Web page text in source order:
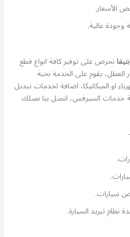
الأسعار.
عالية.
تحرص على توفير كافة انواع قطع
العطل، يقوم على الخدمة نخبة
او الميكانيكا، اضافة لخدمات تبديل
خدمات السيرفس، اتصل بنا نصلك
سيارات.
تبريد السيارة.